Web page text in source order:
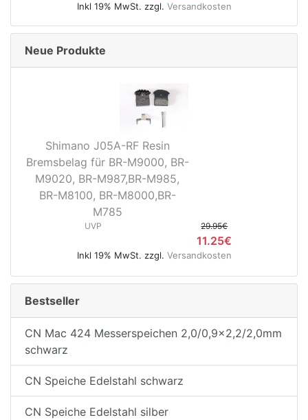
Inkl 19% MwSt. zzgl. Versandkosten
Neue Produkte
Shimano J05A-RF Resin
Bremsbelag für BR-M9000, BR-
M9020, BR-M987,BR-M985,
BR-M8100, BR-M8000,BR-
M785
UVP 29.95€
11.25€
Inkl 19% MwSt. zzgl. Versandkosten
Bestseller
CN Mac 424 Messerspeichen 2,0/0,9x2,2/2,0mm
schwarz
CN Speiche Edelstahl schwarz
CN Speiche Edelstahl silber